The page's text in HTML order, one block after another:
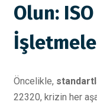
Olun:
Öncelikle,
22320, krizin her